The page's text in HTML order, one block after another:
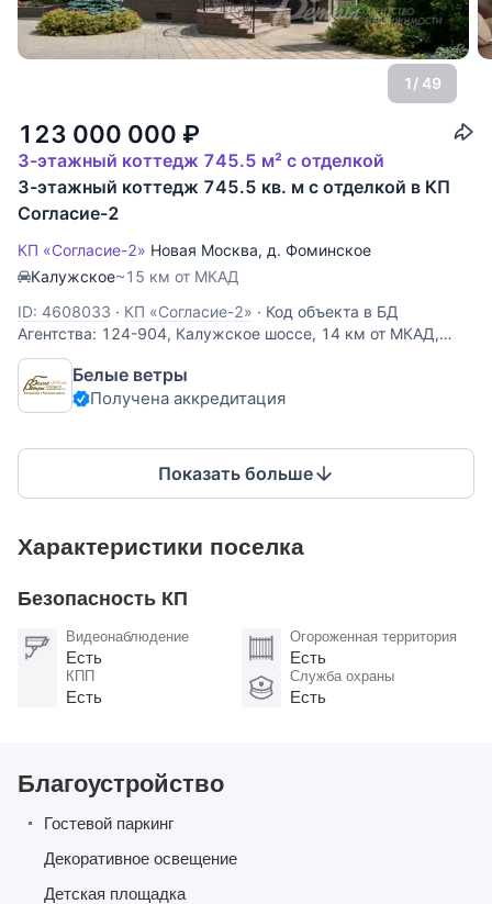
1/ 49
123 000 000 ₽
3-этажный коттедж 745.5 м² с отделкой
3-этажный коттедж 745.5 кв. м с отделкой в КП
Согласие-2
КП «Согласие-2» Новая Москва, д. Фоминское
Калужское~15 км от МКАД
ID: 4608033 · КП «Согласие-2» · Код объекта в БД
Агентства: 124-904, Калужское шоссе, 14 км от МКАД,
Согласие-2 КП (Фоминское). Качественный,
фундаментально построенный дом в неоклассическом
стиле в известном, обжитом посёлке. Функциональная
Белые ветры
Получена аккредитация
Показать больше
Характеристики поселка
Безопасность КП
Видеонаблюдение
Есть
Огороженная территория
Есть
КПП
Есть
Служба охраны
Есть
Благоустройство
Гостевой паркинг
Декоративное освещение
Детская площадка